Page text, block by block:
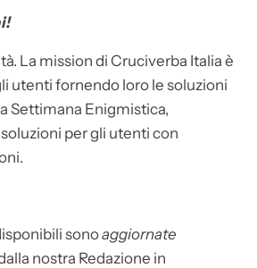
La mission di Cruciverba Italia è
utenti fornendo loro le soluzioni
Settimana Enigmistica,
per gli utenti con
sonoaggiornate
nostra Redazione in